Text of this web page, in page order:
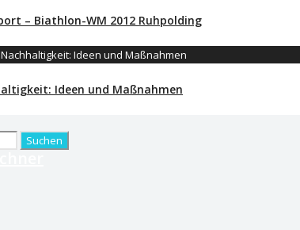
– Biathlon-WM 2012 Ruhpolding
Ideen und Maßnahmen